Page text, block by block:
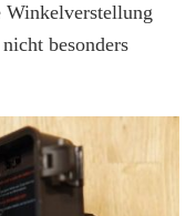
Winkelverstellung
besonders